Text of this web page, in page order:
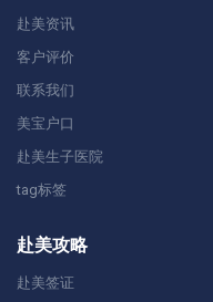
赴美资讯
客户评价
联系我们
美宝户口
赴美生子医院
tag标签
赴美攻略
赴美签证